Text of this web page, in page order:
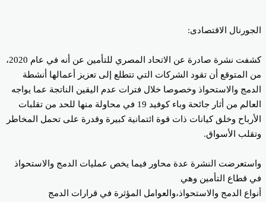
الاقتصادى:
كشفت نشرة صادرة عن الاتحاد المصري للتأمين عن أنه في عام 2020،
المتوقع أن تقود الشركات التي تتطلع إلى تعزيز أعمالها أنشطة
والاستحواذ وخصوصا خلال فترات عدم اليقين الناتجة عما يواجه
العالم من أثار جائحة وباء كوفيد 19 في محاولة منها للحد من تقلبات
وخلق كيانات ذات قوة ائتمانية كبيرة وقدرة على تحمل المخاطر
الأسواق.
النشرة عدة محاور فيما يخص عمليات الدمج والاستحواذ
قطاع التأمين وهي
الدمج والاستحواذ،والعوامل المؤثرة في قرارات الدمج